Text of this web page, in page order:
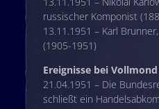
russischer Komponist
13.11.1951 – Karl
(1905-1951)
Ereignisse bei Vollmond
21.04.1951 – Die
schließt ein